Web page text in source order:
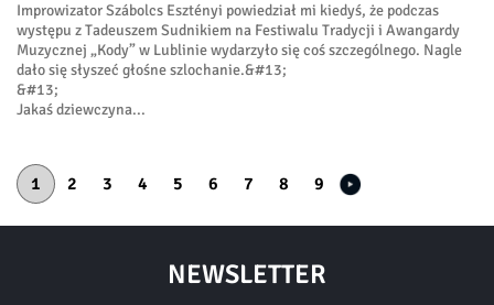
Improwizator Szábolcs Esztényi powiedział mi kiedyś, że podczas
występu z Tadeuszem Sudnikiem na Festiwalu Tradycji i Awangardy
Muzycznej „Kody” w Lublinie wydarzyło się coś szczególnego. Nagle
dało się słyszeć głośne szlochanie.&#13;
&#13;
Jakaś dziewczyna...
Stronicowanie
Bieżąca
strona
1 Strona
2 Strona
3 Strona
4 Strona
5 Strona
6 Strona
7 Strona
8 Strona
9
Następna
NEWSLETTER